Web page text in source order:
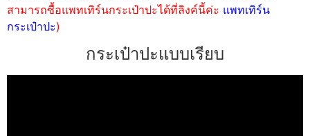
สามารถซื้อแพทเทิร์นกระเป๋าปะได้ที่ลิงค์นี้ค่ะ แพทเทิร์น
กระเป๋าปะ)
กระเป๋าปะแบบเรียบ